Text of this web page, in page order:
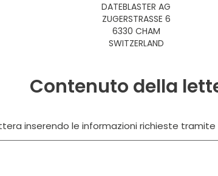
DATEBLASTER AG
ZUGERSTRASSE 6
6330 CHAM
SWITZERLAND
Contenuto della
inserendo le informazioni richieste